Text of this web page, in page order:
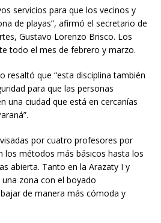
servicios para que los vecinos y
de playas”, afirmó el secretario de
Gustavo Lorenzo Brisco. Los
todo el mes de febrero y marzo.
resaltó que “esta disciplina también
para que las personas
una ciudad que está en cercanías
por cuatro profesores por
los métodos más básicos hasta los
abierta. Tanto en la Arazaty I y
zona con el boyado
de manera más cómoda y